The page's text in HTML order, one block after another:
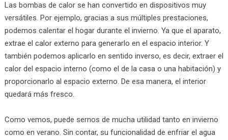
Las bombas de calor se han convertido en dispositivos muy
versátiles. Por ejemplo, gracias a sus múltiples prestaciones,
podemos calentar el hogar durante el invierno. Ya que el aparato,
extrae el calor externo para generarlo en el espacio interior. Y
también podemos aplicarlo en sentido inverso, es decir, extraer el
calor del espacio interno (como el de la casa o una habitación) y
proporcionarlo al espacio externo. De esa manera, el interior
quedará más fresco.
Como vemos, puede sernos de mucha utilidad tanto en invierno
como en verano. Sin contar, su funcionalidad de enfriar el agua